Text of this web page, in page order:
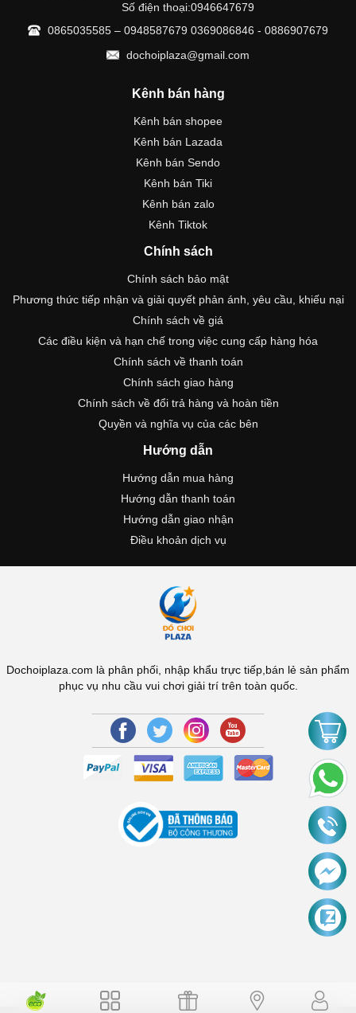
Số điện thoại:0946647679
0865035585 – 0948587679 0369086846 - 0886907679
dochoiplaza@gmail.com
Kênh bán hàng
Kênh bán shopee
Kênh bán Lazada
Kênh bán Sendo
Kênh bán Tiki
Kênh bán zalo
Kênh Tiktok
Chính sách
Chính sách bảo mật
Phương thức tiếp nhận và giải quyết phản ánh, yêu cầu, khiếu nại
Chính sách về giá
Các điều kiện và hạn chế trong việc cung cấp hàng hóa
Chính sách về thanh toán
Chính sách giao hàng
Chính sách về đổi trả hàng và hoàn tiền
Quyền và nghĩa vụ của các bên
Hướng dẫn
Hướng dẫn mua hàng
Hướng dẫn thanh toán
Hướng dẫn giao nhận
Điều khoản dịch vụ
Dochoiplaza.com là phân phối, nhập khẩu trực tiếp,bán lẻ sản phẩm
phục vụ nhu cầu vui chơi giải trí trên toàn quốc.